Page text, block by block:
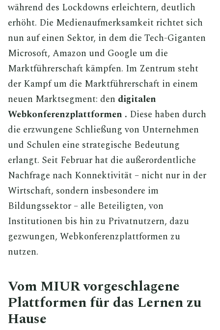
während des Lockdowns erleichtern, deutlich
erhöht. Die Medienaufmerksamkeit richtet sich
nun auf einen Sektor, in dem die Tech-Giganten
Microsoft, Amazon und Google um die
Marktführerschaft kämpfen. Im Zentrum steht
der Kampf um die Marktführerschaft in einem
neuen Marktsegment: den digitalen
Webkonferenzplattformen . Diese haben durch
die erzwungene Schließung von Unternehmen
und Schulen eine strategische Bedeutung
erlangt. Seit Februar hat die außerordentliche
Nachfrage nach Konnektivität – nicht nur in der
Wirtschaft, sondern insbesondere im
Bildungssektor – alle Beteiligten, von
Institutionen bis hin zu Privatnutzern, dazu
gezwungen, Webkonferenzplattformen zu
nutzen.
Vom MIUR vorgeschlagene
Plattformen für das Lernen zu
Hause